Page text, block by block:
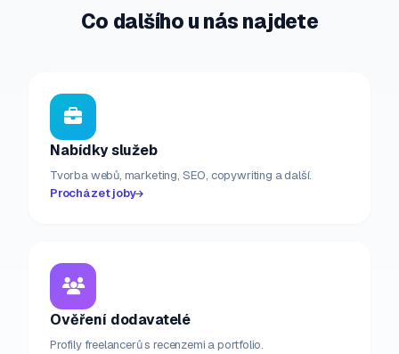
Co dalšího u nás najdete
Nabídky služeb
Tvorba webů, marketing, SEO, copywriting a další.
Procházet joby
Ověření dodavatelé
Profily freelancerů s recenzemi a portfolio.